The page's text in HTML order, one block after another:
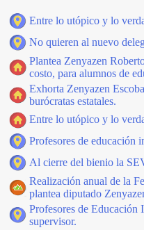
Entre lo utópico y lo
No quieren al nuevo
Plantea Zenyazen
costo, para alumnos de
Exhorta Zenyazen
burócratas estatales.
Entre lo utópico y lo
Profesores de educación
Al cierre del bienio la
Realización anual de la
plantea diputado
Profesores de Educación
supervisor.